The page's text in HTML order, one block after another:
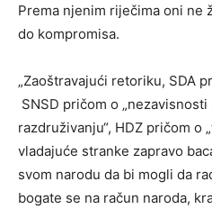
Prema njenim riječima oni ne
do kompromisa.
„Zaoštravajući retoriku, SDA
SNSD pričom o
razdruživanju“, HDZ pričom o
vladajuće stranke zapravo
svom narodu da bi mogli da
bogate se na račun naroda,